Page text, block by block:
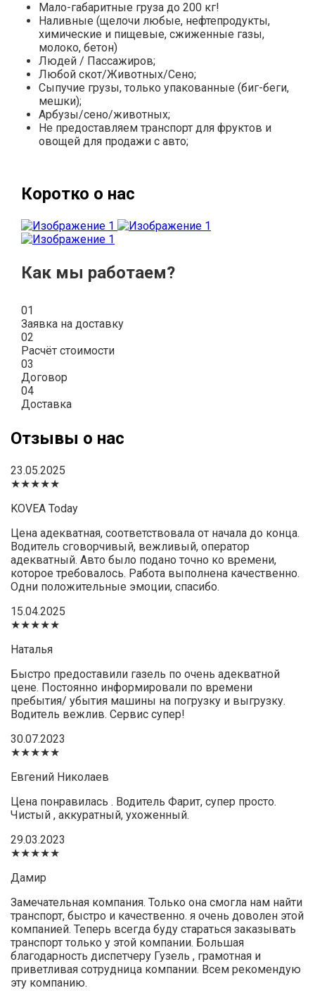
Мало-габаритные груза до 200 кг!
Наливные (щелочи любые, нефтепродукты,
химические и пищевые, сжиженные газы,
молоко, бетон)
Людей / Пассажиров;
Любой скот/Животных/Сено;
Сыпучие грузы, только упакованные (биг-беги,
мешки);
Арбузы/сено/животных;
Не предоставляем транспорт для фруктов и
овощей для продажи с авто;
Коротко о нас
Как мы работаем?
01
Заявка на доставку
02
Расчёт стоимости
03
Договор
04
Доставка
Отзывы о нас
23.05.2025
★★★★★
KOVEA Today
Цена адекватная, соответствовала от начала до конца.
Водитель сговорчивый, вежливый, оператор
адекватный. Авто было подано точно ко времени,
которое требовалось. Работа выполнена качественно.
Одни положительные эмоции, спасибо.
15.04.2025
★★★★★
Наталья
Быстро предоставили газель по очень адекватной
цене. Постоянно информировали по времени
пребытия/ убытия машины на погрузку и выгрузку.
Водитель вежлив. Сервис супер!
30.07.2023
★★★★★
Евгений Николаев
Цена понравилась . Водитель Фарит, супер просто.
Чистый , аккуратный, ухоженный.
29.03.2023
★★★★★
Дамир
Замечательная компания. Только она смогла нам найти
транспорт, быстро и качественно. я очень доволен этой
компанией. Теперь всегда буду стараться заказывать
транспорт только у этой компании. Большая
благодарность диспетчеру Гузель , грамотная и
приветливая сотрудница компании. Всем рекомендую
эту компанию.